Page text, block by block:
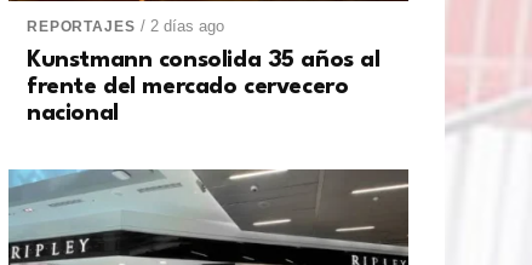
REPORTAJES / 2 días ago
Kunstmann consolida 35 años al
frente del mercado cervecero
nacional